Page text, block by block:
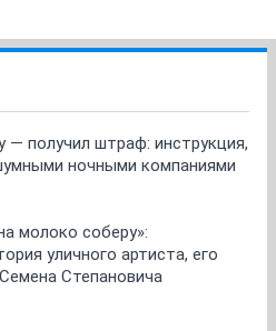
— получил штраф: инструкция,
ночными компаниями
молоко соберу»:
уличного артиста, его
Степановича